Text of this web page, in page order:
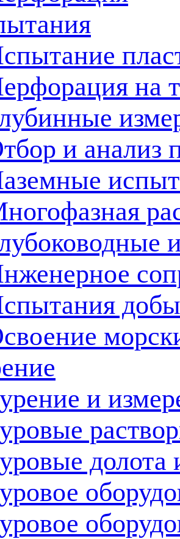
на
и анализ
и
долота